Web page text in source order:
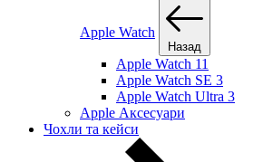
Apple Watch
Назад
Apple Watch 11
Apple Watch SE 3
Apple Watch Ultra 3
Apple Аксесуари
Чохли та кейси